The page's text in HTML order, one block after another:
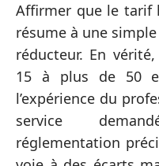
Affirmer que le tarif
résume à une
réducteur. En
15 à plus de 50
l’expérience du
service
réglementation